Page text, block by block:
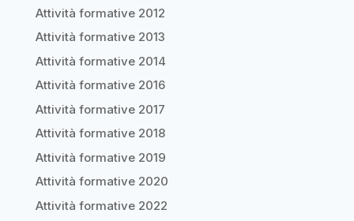
Attività formative 2012
Attività formative 2013
Attività formative 2014
Attività formative 2016
Attività formative 2017
Attività formative 2018
Attività formative 2019
Attività formative 2020
Attività formative 2022